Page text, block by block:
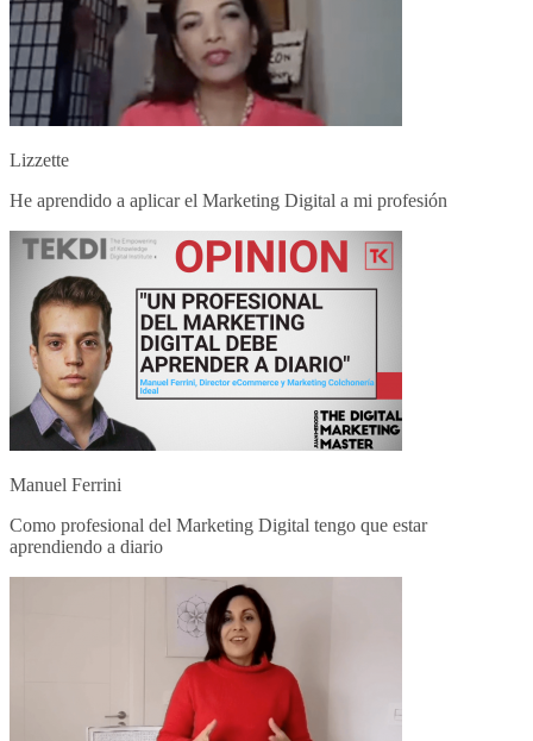
Lizzette
He aprendido a aplicar el Marketing Digital a mi profesión
Manuel Ferrini
Como profesional del Marketing Digital tengo que estar
aprendiendo a diario